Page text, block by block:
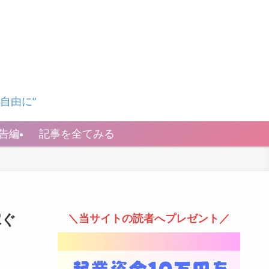
由に"
編 記事を全てみる
＼当サイトの読者へプレゼント／